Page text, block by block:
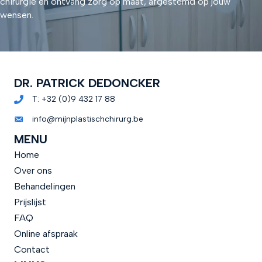
wensen.
DR. PATRICK DEDONCKER
T: +32 (0)9 432 17 88
info@mijnplastischchirurg.be
MENU
Home
Over ons
Behandelingen
Prijslijst
FAQ
Online afspraak
Contact